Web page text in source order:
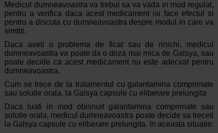
Medicul dumneavoastra va trebui sa va vada in mod regulat,
pentru a verifica daca acest medicament isi face efectul si
pentru a discuta cu dumneavoastra despre modul in care va
simtiti.
Daca aveti o problema de ficat sau de rinichi, medicul
dumneavoastra va poate da o doza mai mica de Galsya, sau
poate decide ca acest medicament nu este adecvat pentru
dumneavoastra.
Cum se trece de la tratamentul cu galantamina comprimate
sau solutie orala, la Galsya capsule cu eliberare prelungita
Daca luati in mod obisnuit galantamina comprimate sau
solutie orala, medicul dumneavoastra poate decide sa treceti
la Galsya capsule cu eliberare prelungita. In aceasta situatie: